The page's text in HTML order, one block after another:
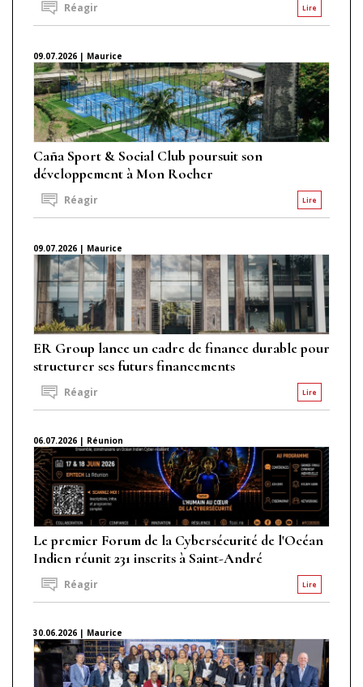
Lire
Réagir
09.07.2026 | Maurice
Caña Sport & Social Club poursuit son
développement à Mon Rocher
Lire
Réagir
09.07.2026 | Maurice
ER Group lance un cadre de finance durable pour
structurer ses futurs financements
Lire
Réagir
06.07.2026 | Réunion
Le premier Forum de la Cybersécurité de l'Océan
Indien réunit 231 inscrits à Saint-André
Lire
Réagir
30.06.2026 | Maurice